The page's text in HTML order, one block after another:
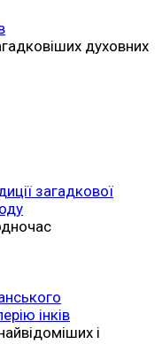
духовних
загадкової
інків
і